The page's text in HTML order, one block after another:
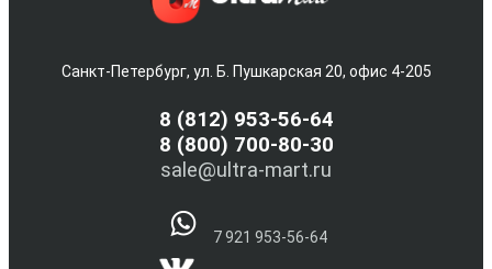
Санкт-Петербург, ул. Б. Пушкарская 20, офис 4-205
8 (812) 953-56-64
8 (800) 700-80-30
sale@ultra-mart.ru
7 921 953-56-64